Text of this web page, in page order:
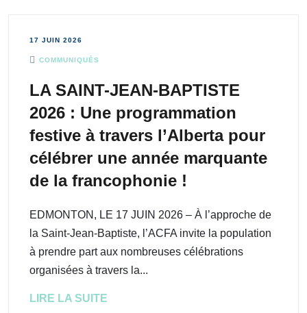
17 JUIN 2026
COMMUNIQUÉS
LA SAINT-JEAN-BAPTISTE
2026 : Une programmation
festive à travers l’Alberta pour
célébrer une année marquante
de la francophonie !
EDMONTON, LE 17 JUIN 2026 – À l’approche de
la Saint-Jean-Baptiste, l’ACFA invite la population
à prendre part aux nombreuses célébrations
organisées à travers la...
LIRE LA SUITE